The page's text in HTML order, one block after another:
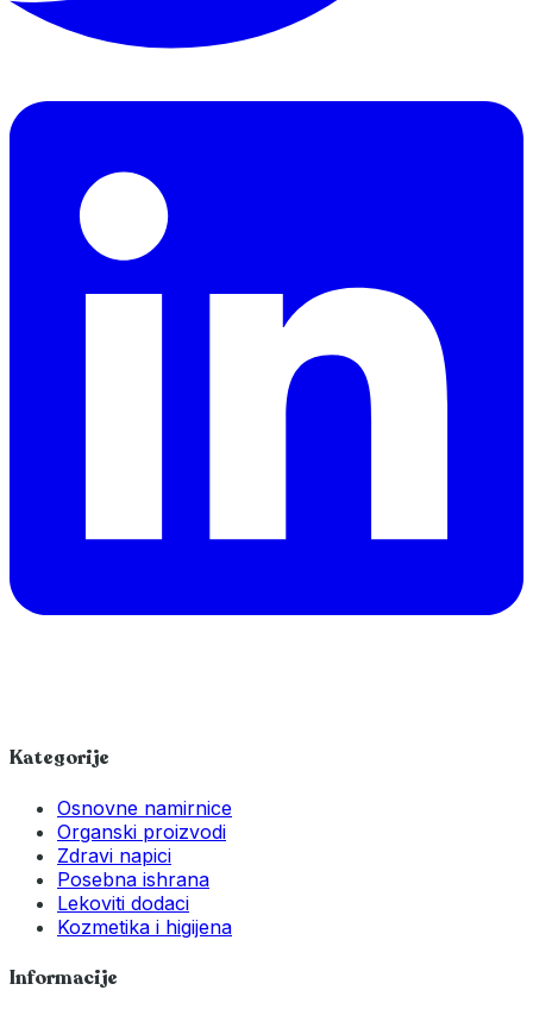
Kategorije
Osnovne namirnice
Organski proizvodi
Zdravi napici
Posebna ishrana
Lekoviti dodaci
Kozmetika i higijena
Informacije